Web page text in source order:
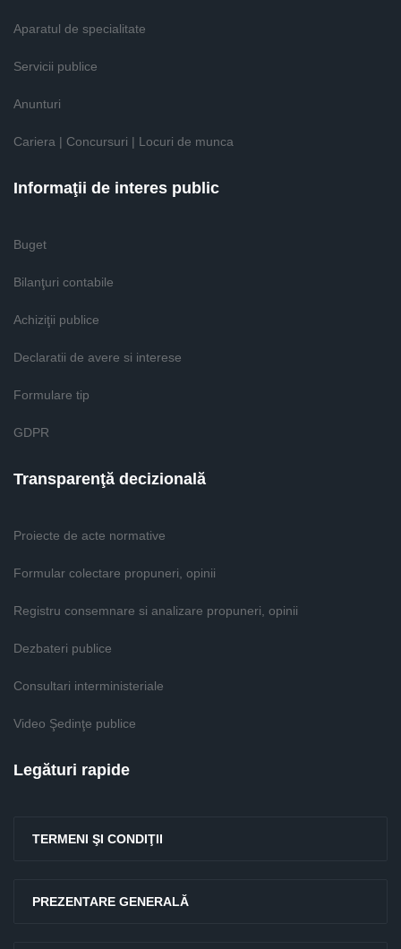
Aparatul de specialitate
Servicii publice
Anunturi
Cariera | Concursuri | Locuri de munca
Informaţii de interes public
Buget
Bilanţuri contabile
Achiziţii publice
Declaratii de avere si interese
Formulare tip
GDPR
Transparenţă decizională
Proiecte de acte normative
Formular colectare propuneri, opinii
Registru consemnare si analizare propuneri, opinii
Dezbateri publice
Consultari interministeriale
Video Şedinţe publice
Legături rapide
TERMENI ŞI CONDIŢII
PREZENTARE GENERALĂ